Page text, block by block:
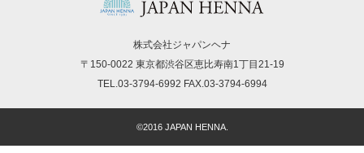
株式会社ジャパンヘナ
〒150-0022 東京都渋谷区恵比寿南1丁目21-19
TEL.03-3794-6992 FAX.03-3794-6994
©2016 JAPAN HENNA.